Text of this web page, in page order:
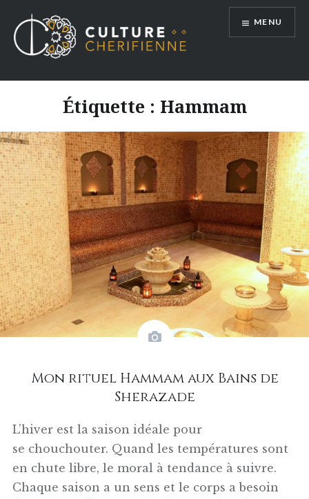
contenu
MENU
Étiquette : Hammam
Mon rituel Hammam aux Bains de
Sherazade
L’hiver est la saison idéale pour
se chouchouter. Quand les températures sont
en chute libre, le moral à tendance à suivre.
Chaque saison a un sens et le corps a besoin